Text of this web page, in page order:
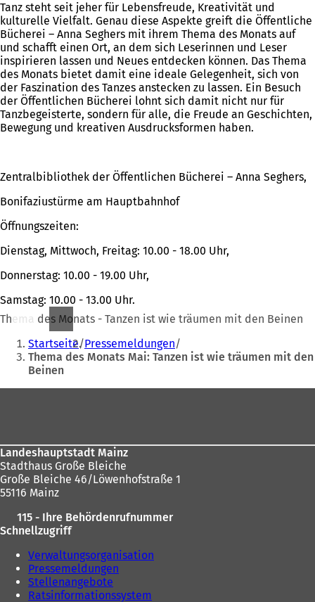
Tanz steht seit jeher für Lebensfreude, Kreativität und
kulturelle Vielfalt. Genau diese Aspekte greift die Öffentliche
Bücherei – Anna Seghers mit ihrem Thema des Monats auf
und schafft einen Ort, an dem sich Leserinnen und Leser
inspirieren lassen und Neues entdecken können. Das Thema
des Monats bietet damit eine ideale Gelegenheit, sich von
der Faszination des Tanzes anstecken zu lassen. Ein Besuch
der Öffentlichen Bücherei lohnt sich damit nicht nur für
Tanzbegeisterte, sondern für alle, die Freude an Geschichten,
Bewegung und kreativen Ausdrucksformen haben.
Zentralbibliothek der Öffentlichen Bücherei – Anna Seghers,
Bonifaziustürme am Hauptbahnhof
Öffnungszeiten:
Dienstag, Mittwoch, Freitag: 10.00 - 18.00 Uhr,
Donnerstag: 10.00 - 19.00 Uhr,
Samstag: 10.00 - 13.00 Uhr.
Thema des Monats - Tanzen ist wie träumen mit den Beinen
Sie
befinden
sich
hier:
Startseite Pressemeldungen
Thema des Monats Mai: Tanzen ist wie träumen mit den
Beinen
Landeshauptstadt Mainz
Stadthaus Große Bleiche
Große Bleiche 46/Löwenhofstraße 1
55116 Mainz
115 - Ihre Behördenrufnummer
Schnellzugriff
Verwaltungsorganisation
Pressemeldungen
Stellenangebote
Ratsinformationssystem